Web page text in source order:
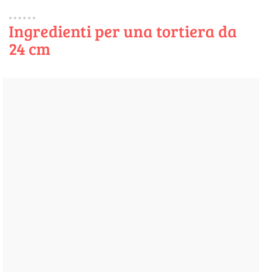
Ingredienti per una tortiera da
24 cm